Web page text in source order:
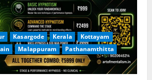
Kasargode Kerala
Kottayam
Malappuram
Pathanamthitta